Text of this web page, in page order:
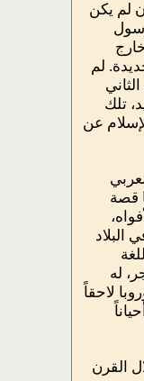
لم يكن
لم
تلك
عن
قصة
البلاد
له
لاحقاً
القرن